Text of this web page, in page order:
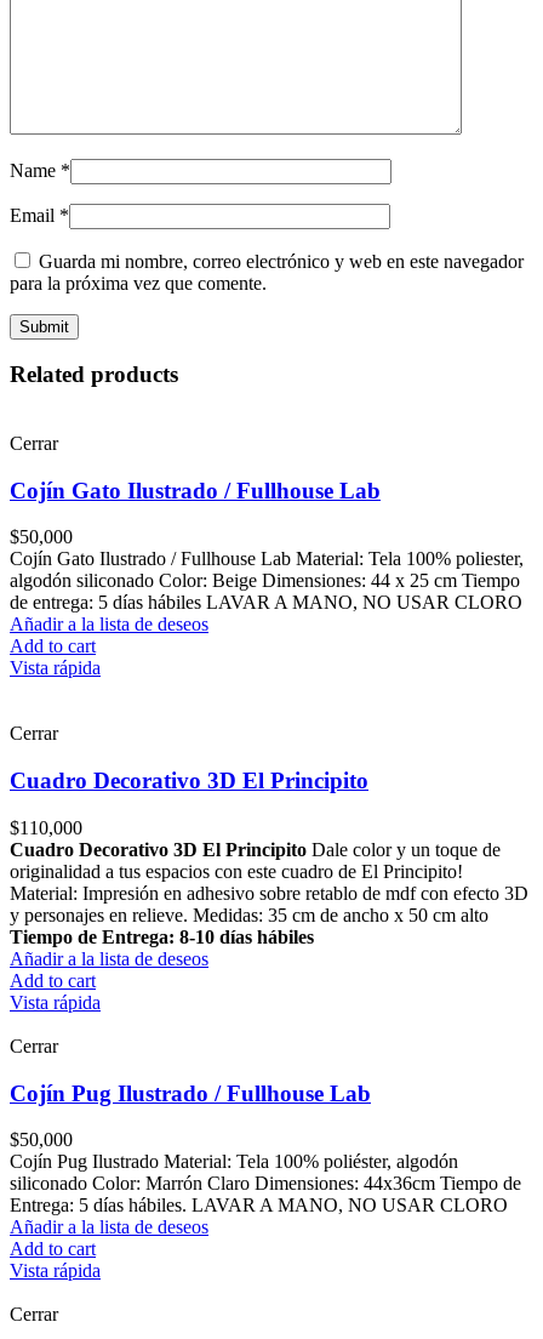
Name *
Email *
Guarda mi nombre, correo electrónico y web en este navegador
para la próxima vez que comente.
Related products
Cerrar
Cojín Gato Ilustrado / Fullhouse Lab
$50,000
Cojín Gato Ilustrado / Fullhouse Lab Material: Tela 100% poliester,
algodón siliconado Color: Beige Dimensiones: 44 x 25 cm Tiempo
de entrega: 5 días hábiles LAVAR A MANO, NO USAR CLORO
Añadir a la lista de deseos
Add to cart
Vista rápida
Cerrar
Cuadro Decorativo 3D El Principito
$110,000
Cuadro Decorativo 3D El Principito Dale color y un toque de
originalidad a tus espacios con este cuadro de El Principito!
Material: Impresión en adhesivo sobre retablo de mdf con efecto 3D
y personajes en relieve. Medidas: 35 cm de ancho x 50 cm alto
Tiempo de Entrega: 8-10 días hábiles
Añadir a la lista de deseos
Add to cart
Vista rápida
Cerrar
Cojín Pug Ilustrado / Fullhouse Lab
$50,000
Cojín Pug Ilustrado Material: Tela 100% poliéster, algodón
siliconado Color: Marrón Claro Dimensiones: 44x36cm Tiempo de
Entrega: 5 días hábiles. LAVAR A MANO, NO USAR CLORO
Añadir a la lista de deseos
Add to cart
Vista rápida
Cerrar